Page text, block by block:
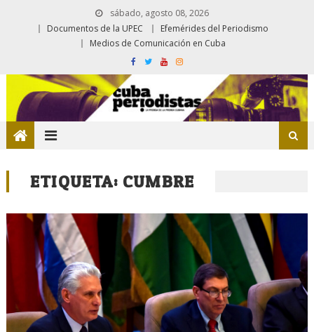
sábado, agosto 08, 2026
Documentos de la UPEC
Efemérides del Periodismo
Medios de Comunicación en Cuba
ETIQUETA: CUMBRE